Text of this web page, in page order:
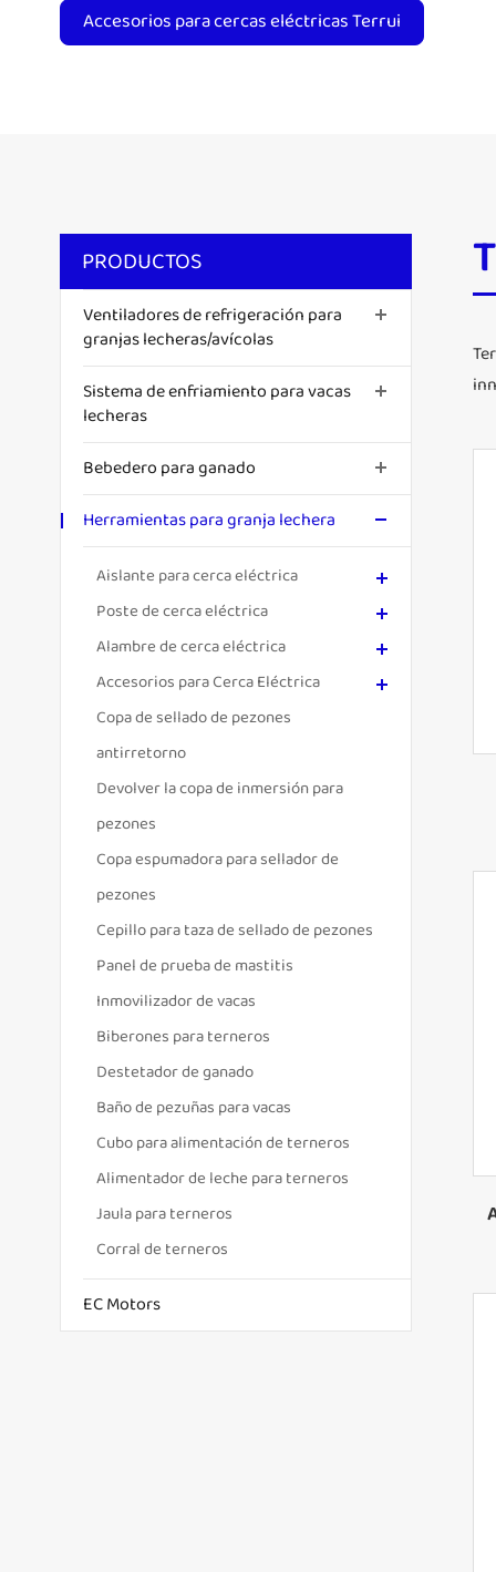
Accesorios para cercas eléctricas Terrui
PRODUCTOS
Ventiladores de refrigeración para
granjas lecheras/avícolas
Sistema de enfriamiento para vacas
lecheras
Bebedero para ganado
Herramientas para granja lechera
Aislante para cerca eléctrica
Poste de cerca eléctrica
Alambre de cerca eléctrica
Accesorios para Cerca Eléctrica
Copa de sellado de pezones
antirretorno
Devolver la copa de inmersión para
pezones
Copa espumadora para sellador de
pezones
Cepillo para taza de sellado de pezones
Panel de prueba de mastitis
Inmovilizador de vacas
Biberones para terneros
Destetador de ganado
Baño de pezuñas para vacas
Cubo para alimentación de terneros
Alimentador de leche para terneros
Jaula para terneros
Corral de terneros
EC Motors